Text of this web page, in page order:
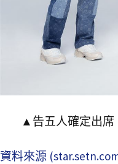
▲告五人確定出席
資料來源